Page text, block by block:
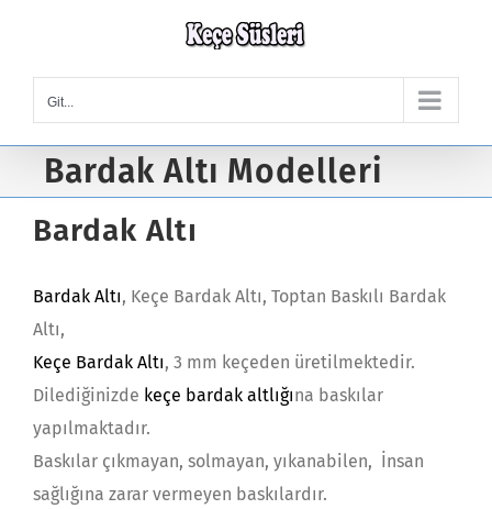
content
Git...
Bardak Altı Modelleri
Bardak Altı
Bardak Altı, Keçe Bardak Altı, Toptan Baskılı Bardak
Altı,
Keçe Bardak Altı, 3 mm keçeden üretilmektedir.
Dilediğinizde keçe bardak altlığına baskılar
yapılmaktadır.
Baskılar çıkmayan, solmayan, yıkanabilen, İnsan
sağlığına zarar vermeyen baskılardır.